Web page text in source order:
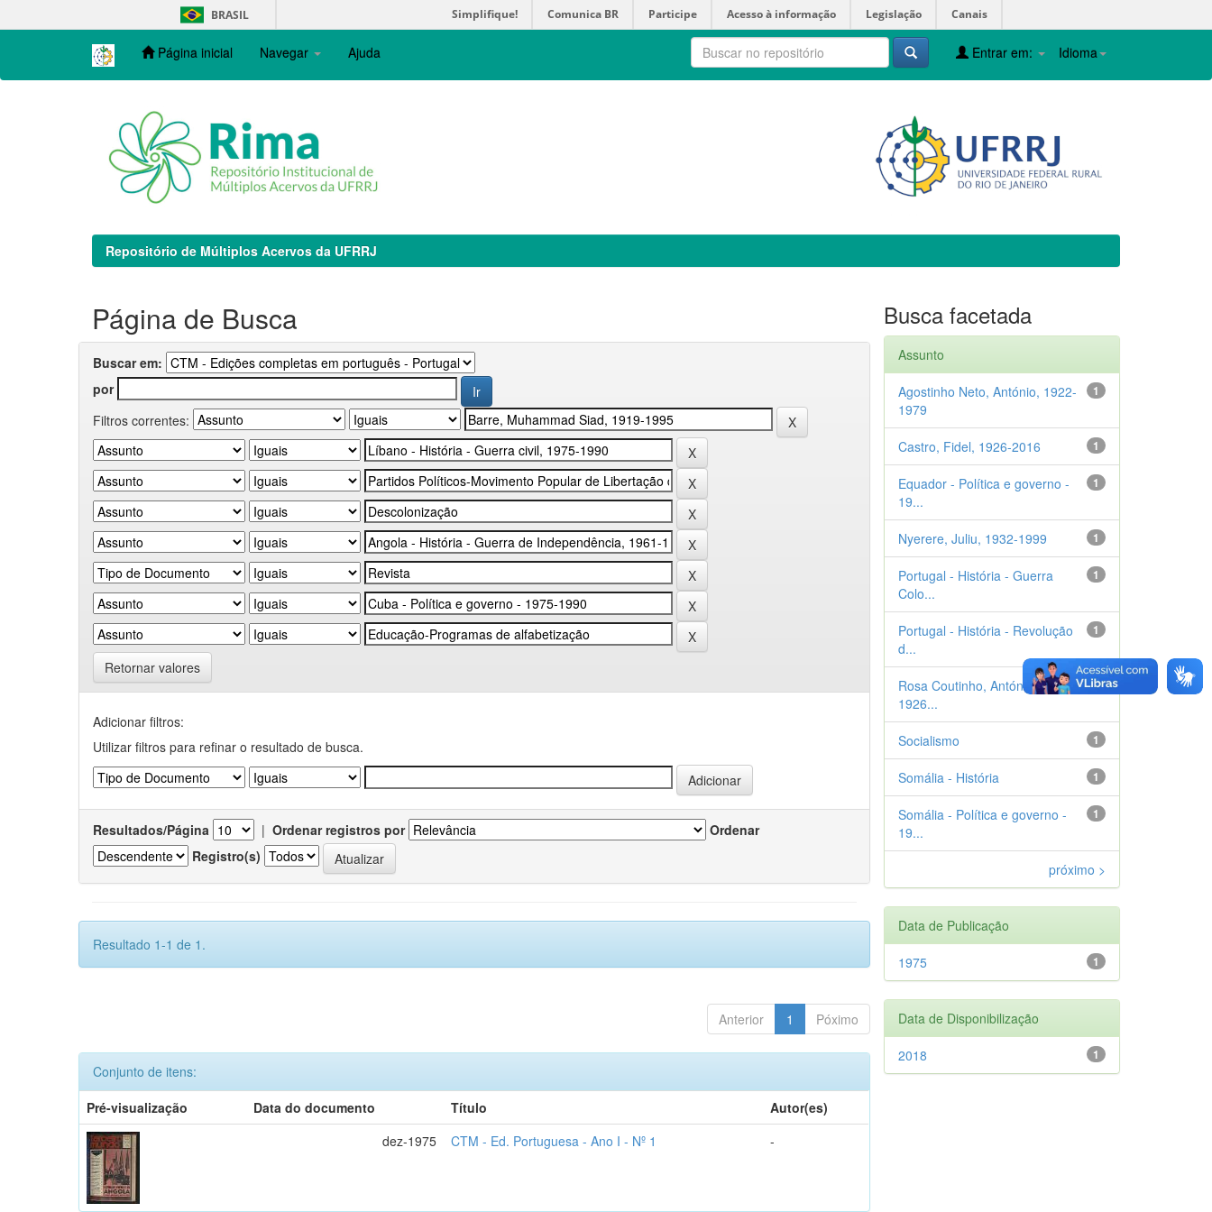
navigation
BRASIL Simplifique! Comunica BR Participe Acesso à informação Legislação Canais
Página inicial Navegar Ajuda Idioma
Entrar em:
Repositório de Múltiplos Acervos da UFRRJ
Página de Busca
Buscar em:
por
Filtros correntes:
Retornar valores
Adicionar filtros:
Utilizar filtros para refinar o resultado de busca.
Resultados/Página | Ordenar registros por
Ordenar
Registro(s)
Resultado 1-1 de 1.
Anterior 1 Póximo
Conjunto de itens:
Pré-visualização
Data do documento Título
Autor(es)
dez-1975
CTM - Ed. Portuguesa - Ano I - Nº 1 -
Busca facetada
Assunto
1
Agostinho Neto, António, 1922-
1979
1
Castro, Fidel, 1926-2016
1
Equador - Política e governo -
19...
1
Nyerere, Juliu, 1932-1999
1
Portugal - História - Guerra
Colo...
1
Portugal - História - Revolução
d...
1
Rosa Coutinho, António Alva,
1926...
1
Socialismo
1
Somália - História
1
Somália - Política e governo -
19...
próximo >
Data de Publicação
1
1975
Data de Disponibilização
1
2018